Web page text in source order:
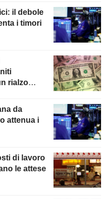
il debole
i timori
rialzo
da
attenua i
di lavoro
le attese